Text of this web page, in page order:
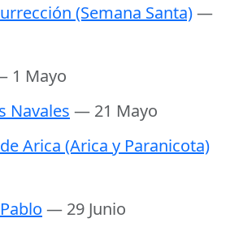
(Semana Santa)—
1 Mayo
Navales — 21 Mayo
Arica (Arica y Paranicota)
— 29 Junio